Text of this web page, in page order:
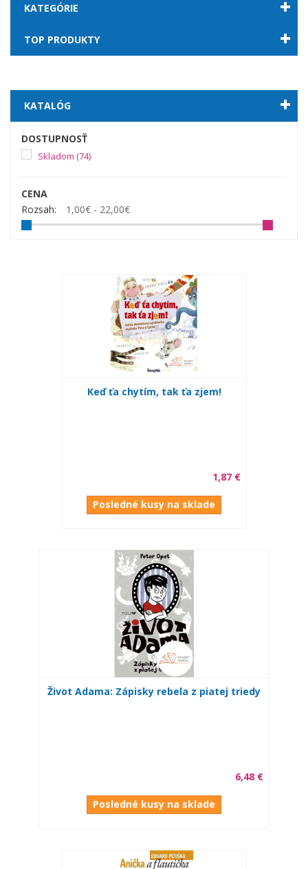
KATEGÓRIE
TOP PRODUKTY
KATALÓG
DOSTUPNOSŤ
Skladom (74)
CENA
Rozsah:
1,00€ - 22,00€
Keď ťa chytím, tak ťa zjem!
1,87 €
Posledné kusy na sklade
Život Adama: Zápisky rebela z piatej triedy
6,48 €
Posledné kusy na sklade